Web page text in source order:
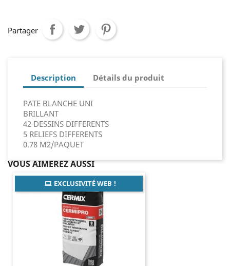
Partager
Description Détails du produit
PATE BLANCHE UNI
BRILLANT
42 DESSINS DIFFERENTS
5 RELIEFS DIFFERENTS
0.78 M2/PAQUET
VOUS AIMEREZ AUSSI
EXCLUSIVITÉ WEB !